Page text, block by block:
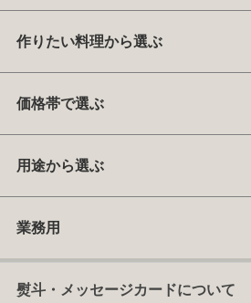
作りたい料理から選ぶ
価格帯で選ぶ
用途から選ぶ
業務用
熨斗・メッセージカードについて